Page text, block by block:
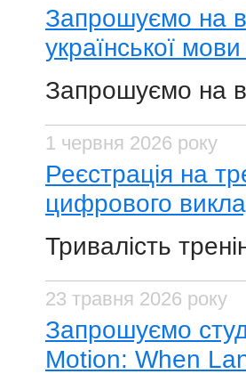
​Запрошуємо на
української
​Запрошуємо на
1 червня 2026 року
Реєстрація на
цифрового
Тривалість
23 травня 2026 року
​Запрошуємо
Motion: When